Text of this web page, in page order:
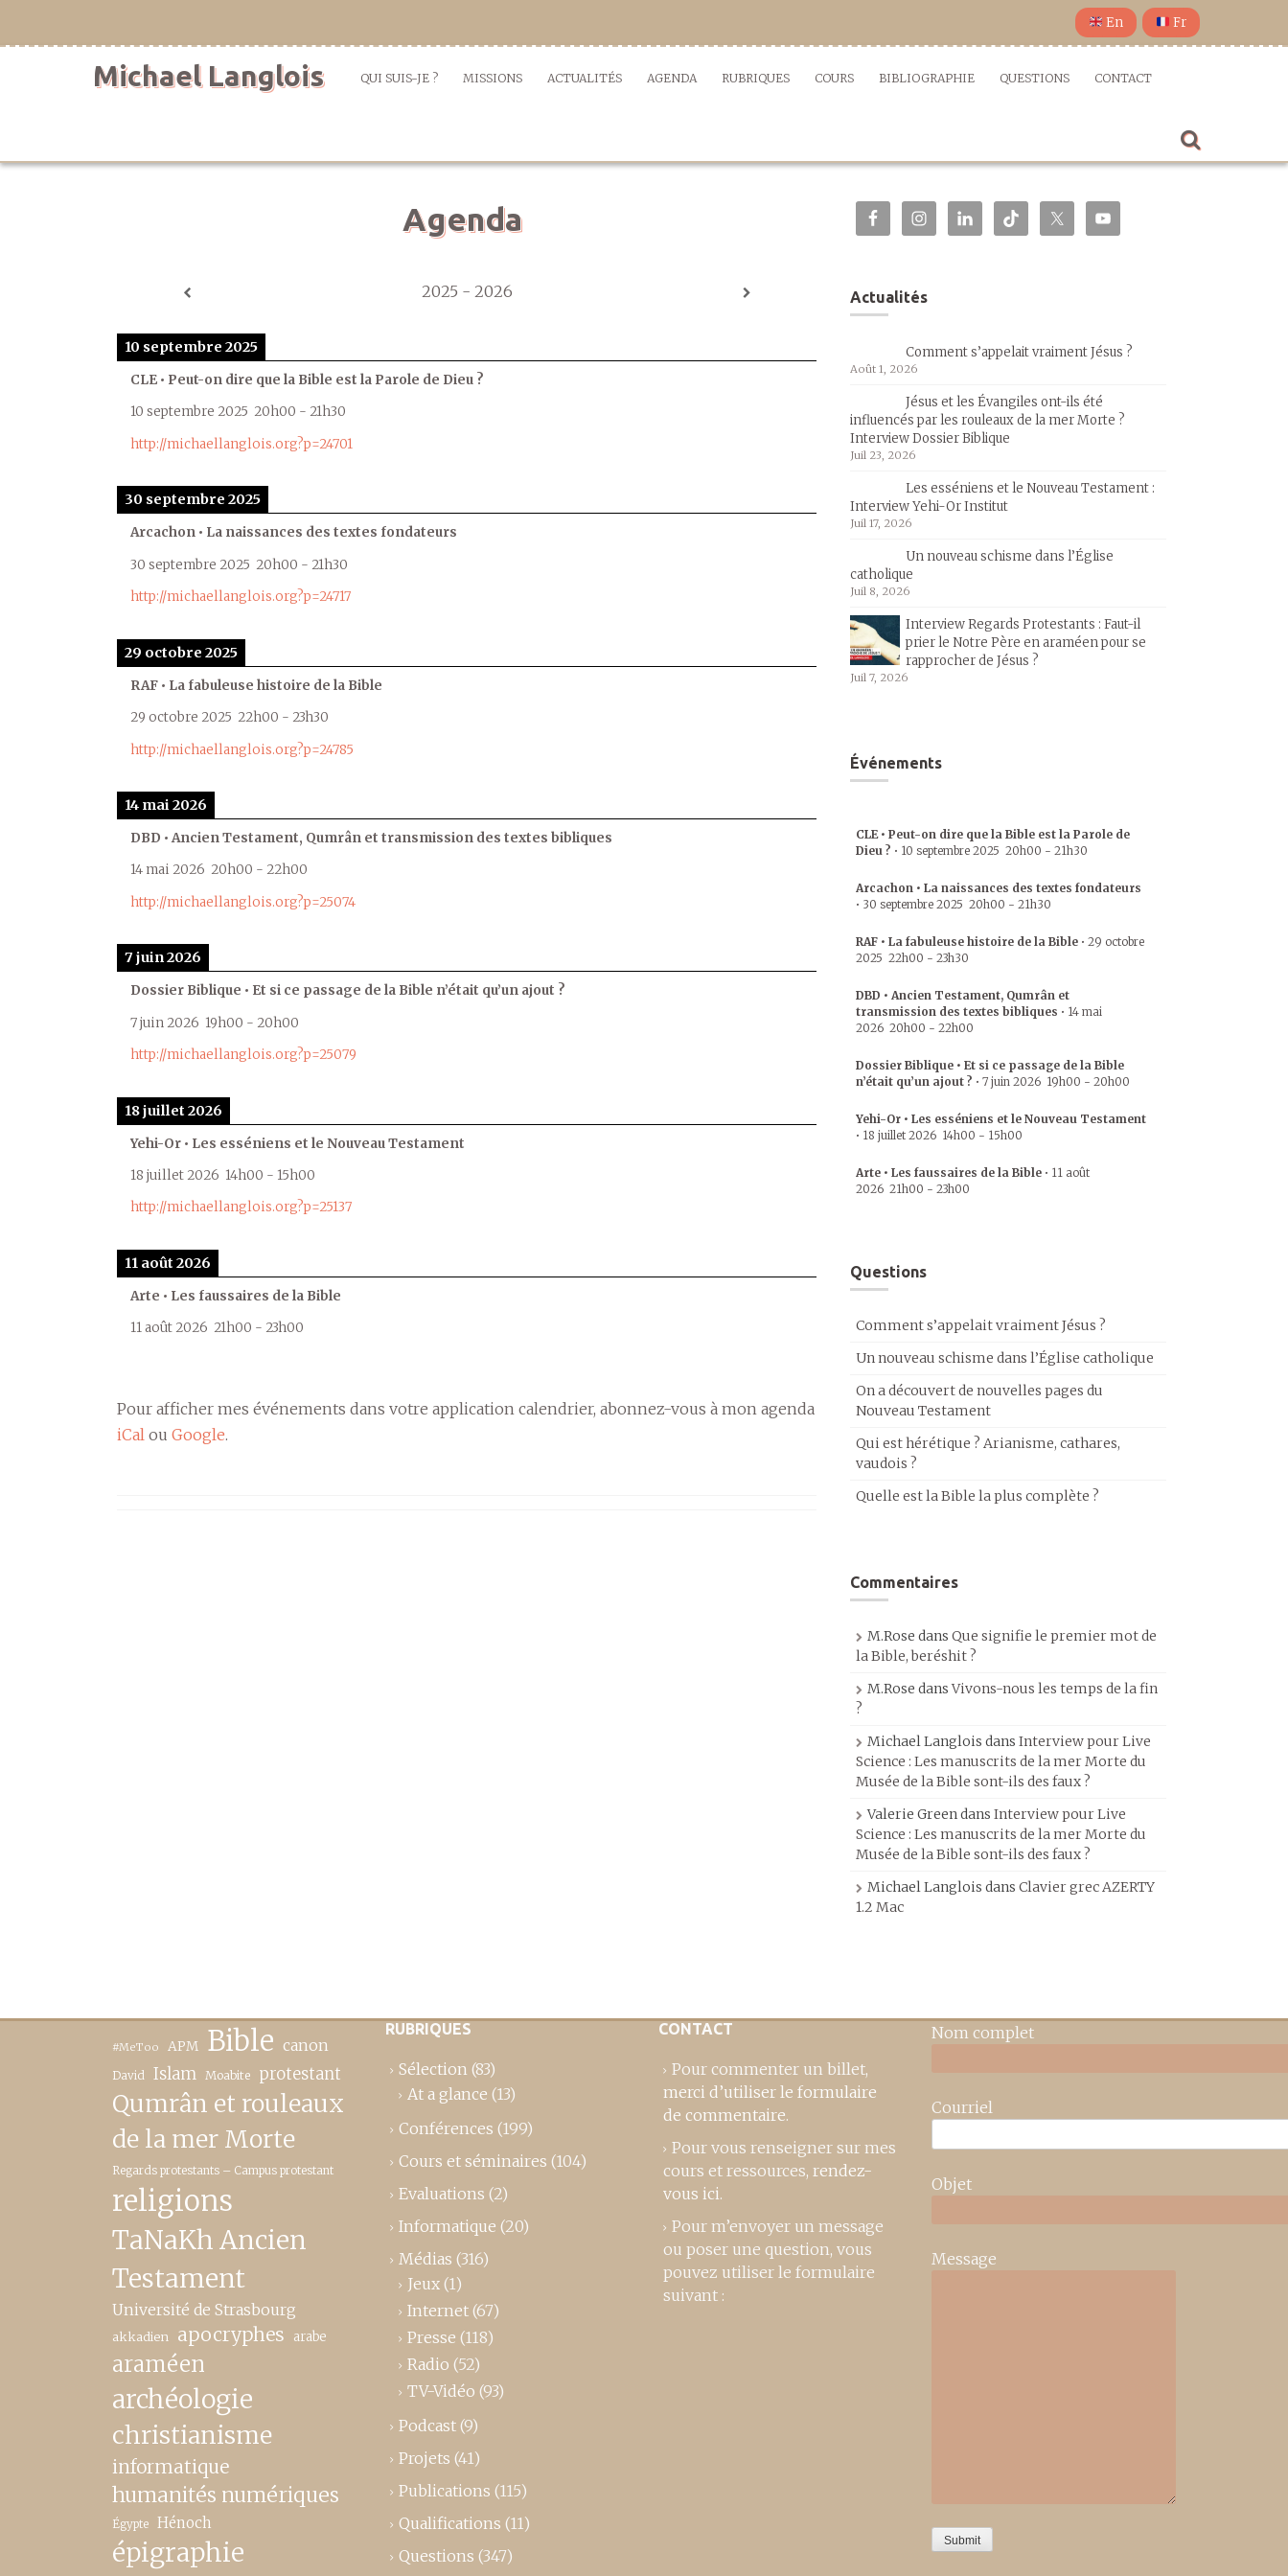
En Fr
Michael Langlois QUI SUIS-JE ? MISSIONS ACTUALITÉS AGENDA RUBRIQUES COURS BIBLIOGRAPHIE QUESTIONS CONTACT
Agenda
2025 - 2026
10 septembre 2025
CLE • Peut-on dire que la Bible est la Parole de Dieu ?
10 septembre 2025 20h00 - 21h30
http://michaellanglois.org?p=24701
30 septembre 2025
Arcachon • La naissances des textes fondateurs
30 septembre 2025 20h00 - 21h30
http://michaellanglois.org?p=24717
29 octobre 2025
RAF • La fabuleuse histoire de la Bible
29 octobre 2025 22h00 - 23h30
http://michaellanglois.org?p=24785
14 mai 2026
DBD • Ancien Testament, Qumrân et transmission des textes bibliques
14 mai 2026 20h00 - 22h00
http://michaellanglois.org?p=25074
7 juin 2026
Dossier Biblique • Et si ce passage de la Bible n’était qu’un ajout ?
7 juin 2026 19h00 - 20h00
http://michaellanglois.org?p=25079
18 juillet 2026
Yehi-Or • Les esséniens et le Nouveau Testament
18 juillet 2026 14h00 - 15h00
http://michaellanglois.org?p=25137
11 août 2026
Arte • Les faussaires de la Bible
11 août 2026 21h00 - 23h00
Pour afficher mes événements dans votre application calendrier, abonnez-vous à mon agenda
iCal ou Google.
Actualités
Comment s’appelait vraiment Jésus ?
Août 1, 2026
Jésus et les Évangiles ont-ils été
influencés par les rouleaux de la mer Morte ?
Interview Dossier Biblique
Juil 23, 2026
Les esséniens et le Nouveau Testament :
Interview Yehi-Or Institut
Juil 17, 2026
Un nouveau schisme dans l’Église
catholique
Juil 8, 2026
Interview Regards Protestants : Faut-il
prier le Notre Père en araméen pour se
rapprocher de Jésus ?
Juil 7, 2026
Événements
CLE • Peut-on dire que la Bible est la Parole de
Dieu ? • 10 septembre 2025 20h00 - 21h30
Arcachon • La naissances des textes fondateurs
• 30 septembre 2025 20h00 - 21h30
RAF • La fabuleuse histoire de la Bible • 29 octobre
2025 22h00 - 23h30
DBD • Ancien Testament, Qumrân et
transmission des textes bibliques • 14 mai
2026 20h00 - 22h00
Dossier Biblique • Et si ce passage de la Bible
n’était qu’un ajout ? • 7 juin 2026 19h00 - 20h00
Yehi-Or • Les esséniens et le Nouveau Testament
• 18 juillet 2026 14h00 - 15h00
Arte • Les faussaires de la Bible • 11 août
2026 21h00 - 23h00
Questions
Comment s’appelait vraiment Jésus ?
Un nouveau schisme dans l’Église catholique
On a découvert de nouvelles pages du
Nouveau Testament
Qui est hérétique ? Arianisme, cathares,
vaudois ?
Quelle est la Bible la plus complète ?
Commentaires
M.Rose dans Que signifie le premier mot de
la Bible, beréshit ?
M.Rose dansVivons-nous les temps de la fin
?
Michael Langlois dans Interview pour Live
Science : Les manuscrits de la mer Morte du
Musée de la Bible sont-ils des faux ?
Valerie Greendans Interview pour Live
Science : Les manuscrits de la mer Morte du
Musée de la Bible sont-ils des faux ?
Michael Langlois dans Clavier grec AZERTY
1.2 Mac
#MeToo APM Bible canon
David Islam Moabite protestant
Qumrân et rouleaux
de la mer Morte
Regards protestants – Campus protestant
religions
TaNaKh Ancien
Testament
Université de Strasbourg
akkadien apocryphes arabe
araméen
archéologie
christianisme
informatique
humanités numériques
Égypte Hénoch
épigraphie
RUBRIQUES
Sélection (83)
At a glance (13)
Conférences (199)
Cours et séminaires (104)
Evaluations (2)
Informatique (20)
Médias (316)
Jeux (1)
Internet (67)
Presse (118)
Radio (52)
TV-Vidéo (93)
Podcast (9)
Projets (41)
Publications (115)
Qualifications (11)
Questions (347)
CONTACT
Pour commenter un billet,
merci d’utiliser le formulaire
de commentaire.
Pour vous renseigner sur mes
cours et ressources, rendez-
vous ici.
Pour m’envoyer un message
ou poser une question, vous
pouvez utiliser le formulaire
suivant :
Nom complet
Courriel
Objet
Message